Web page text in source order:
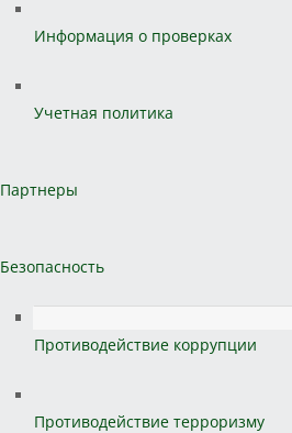
Информация о проверках
Учетная политика
Партнеры
Безопасность
Противодействие коррупции
Противодействие терроризму